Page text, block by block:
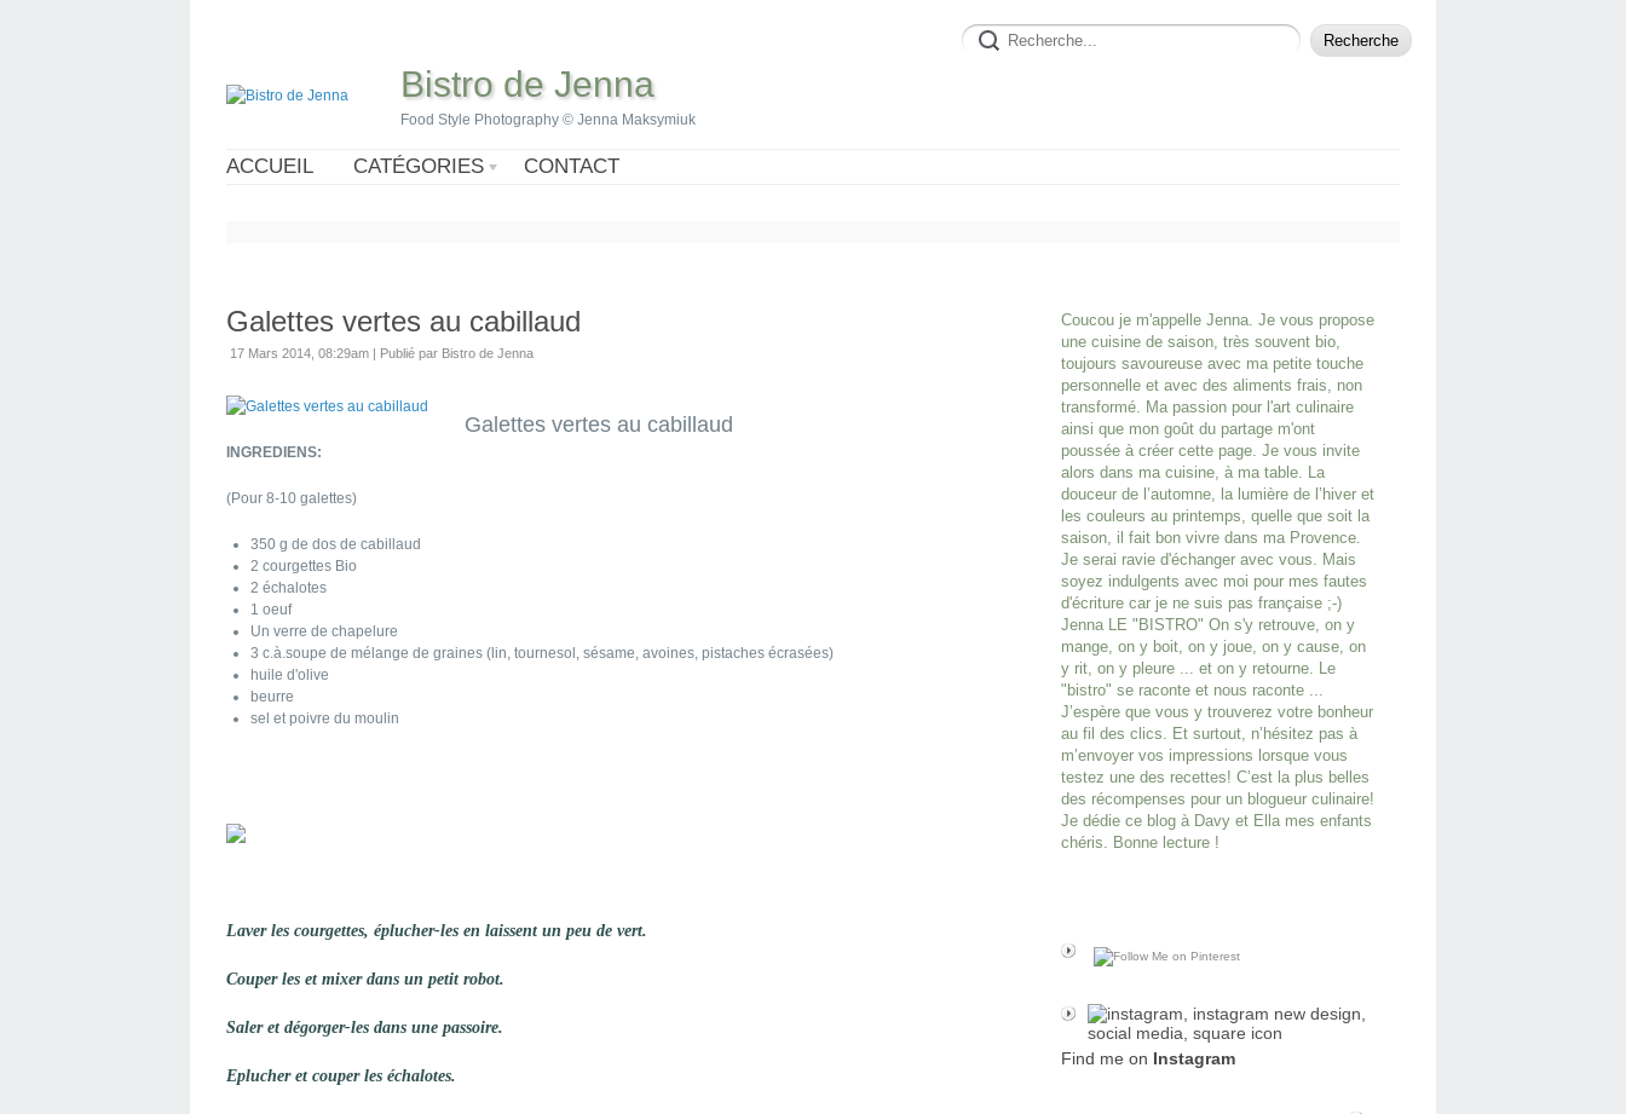
Bistro de Jenna
Food Style Photography © Jenna Maksymiuk
ACCUEIL CATÉGORIES CONTACT
Galettes vertes au cabillaud
17 Mars 2014, 08:29am | Publié par Bistro de Jenna
Galettes vertes au cabillaud
INGREDIENS:
(Pour 8-10 galettes)
350 g de dos de cabillaud
2 courgettes Bio
2 échalotes
1 oeuf
Un verre de chapelure
3 c.à.soupe de mélange de graines (lin, tournesol, sésame, avoines, pistaches écrasées)
huile d'olive
beurre
sel et poivre du moulin
Laver les courgettes, éplucher-les en laissent un peu de vert.
Couper les et mixer dans un petit robot.
Saler et dégorger-les dans une passoire.
Eplucher et couper les échalotes.
Coucou je m'appelle Jenna. Je vous propose
une cuisine de saison, très souvent bio,
toujours savoureuse avec ma petite touche
personnelle et avec des aliments frais, non
transformé. Ma passion pour l'art culinaire
ainsi que mon goût du partage m'ont
poussée à créer cette page. Je vous invite
alors dans ma cuisine, à ma table. La
douceur de l’automne, la lumière de l’hiver et
les couleurs au printemps, quelle que soit la
saison, il fait bon vivre dans ma Provence.
Je serai ravie d'échanger avec vous. Mais
soyez indulgents avec moi pour mes fautes
d'écriture car je ne suis pas française ;-)
Jenna LE "BISTRO" On s'y retrouve, on y
mange, on y boit, on y joue, on y cause, on
y rit, on y pleure ... et on y retourne. Le
"bistro" se raconte et nous raconte ...
J’espère que vous y trouverez votre bonheur
au fil des clics. Et surtout, n’hésitez pas à
m’envoyer vos impressions lorsque vous
testez une des recettes! C’est la plus belles
des récompenses pour un blogueur culinaire!
Je dédie ce blog à Davy et Ella mes enfants
chéris. Bonne lecture !
Find me on Instagram